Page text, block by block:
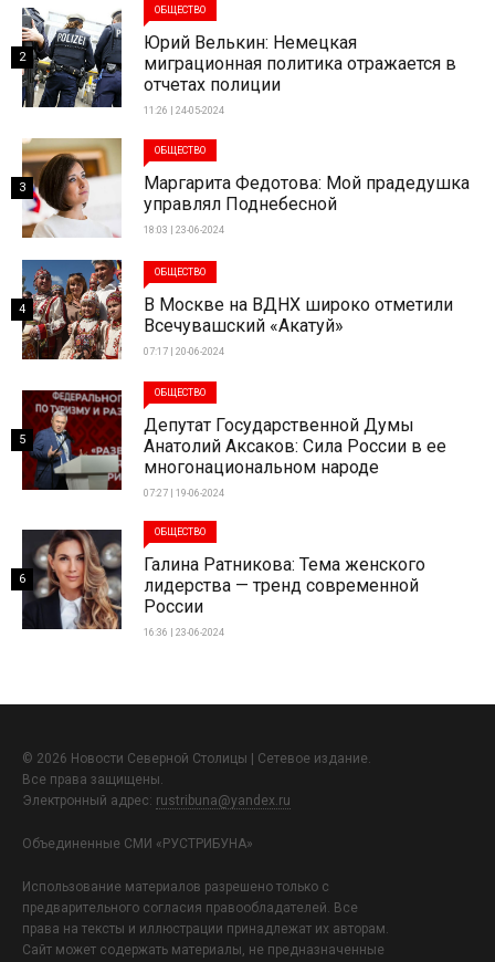
ОБЩЕСТВО
Юрий Велькин: Немецкая
миграционная политика отражается в
отчетах полиции
11:26 | 24-05-2024
2
ОБЩЕСТВО
Маргарита Федотова: Мой прадедушка
управлял Поднебесной
18:03 | 23-06-2024
3
ОБЩЕСТВО
В Москве на ВДНХ широко отметили
Всечувашский «Акатуй»
07:17 | 20-06-2024
4
ОБЩЕСТВО
Депутат Государственной Думы
Анатолий Аксаков: Сила России в ее
многонациональном народе
07:27 | 19-06-2024
5
ОБЩЕСТВО
Галина Ратникова: Тема женского
лидерства — тренд современной
России
16:36 | 23-06-2024
6
© 2026 Новости Северной Столицы | Сетевое издание.
Все права защищены.
Электронный адрес: rustribuna@yandex.ru
Объединенные СМИ «РУСТРИБУНА»
Использование материалов разрешено только с
предварительного согласия правообладателей. Все
права на тексты и иллюстрации принадлежат их авторам.
Сайт может содержать материалы, не предназначенные